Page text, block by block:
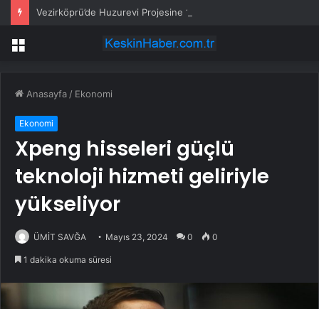
Vezirköprü’de Huzurevi Projesine 192 Milyon TL Destek
Menü
Anasayfa / Ekonomi
Ekonomi
Xpeng hisseleri güçlü
teknoloji hizmeti geliriyle
yükseliyor
ÜMİT SAVĞA Mayıs 23, 2024 0 0
1 dakika okuma süresi